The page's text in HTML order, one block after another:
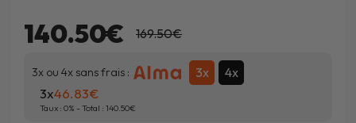
140.50€ 169.50€
3x ou 4x sans frais : 3x 4x
3x46.83
Taux : 0% - Total : 140.50